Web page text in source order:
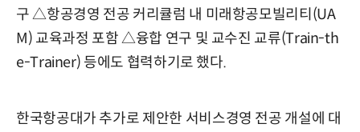
구 △항공경영 전공 커리큘럼 내 미래항공모빌리티(UA
M) 교육과정 포함 △융합 연구 및 교수진 교류(Train-th
e-Trainer) 등에도 협력하기로 했다.
한국항공대가 추가로 제안한 서비스경영 전공 개설에 대